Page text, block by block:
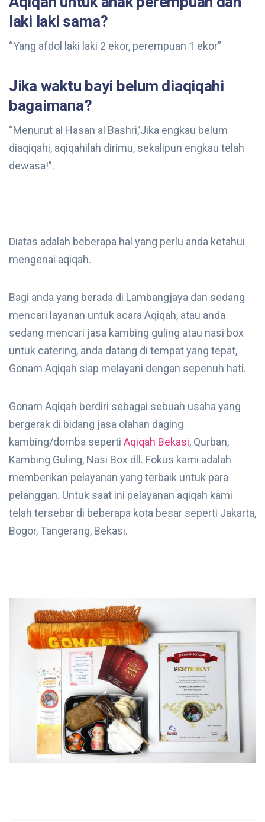
laki laki sama?
“Yang afdol laki laki 2 ekor, perempuan 1 ekor”
Jika waktu bayi belum diaqiqahi
bagaimana?
“Menurut al Hasan al Bashri,’Jika engkau belum
diaqiqahi, aqiqahilah dirimu, sekalipun engkau telah
dewasa!”.
Diatas adalah beberapa hal yang perlu anda ketahui
mengenai aqiqah.
Bagi anda yang berada di Lambangjaya dan sedang
mencari layanan untuk acara Aqiqah, atau anda
sedang mencari jasa kambing guling atau nasi box
untuk catering, anda datang di tempat yang tepat,
Gonam Aqiqah siap melayani dengan sepenuh hati.
Gonam Aqiqah berdiri sebagai sebuah usaha yang
bergerak di bidang jasa olahan daging
kambing/domba seperti Aqiqah Bekasi, Qurban,
Kambing Guling, Nasi Box dll. Fokus kami adalah
memberikan pelayanan yang terbaik untuk para
pelanggan. Untuk saat ini pelayanan aqiqah kami
telah tersebar di beberapa kota besar seperti Jakarta,
Bogor, Tangerang, Bekasi.